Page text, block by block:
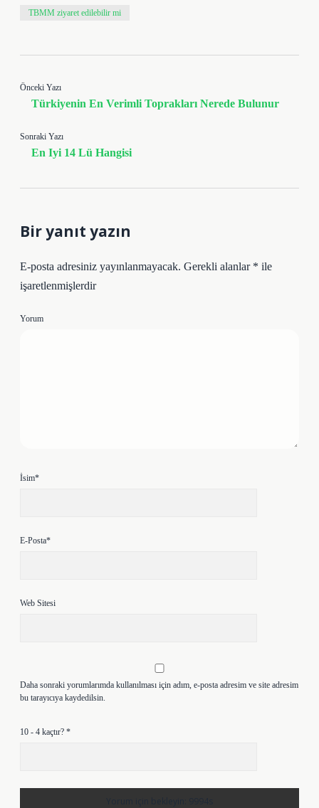
TBMM ziyaret edilebilir mi
Önceki Yazı
Türkiyenin En Verimli Toprakları Nerede Bulunur
Sonraki Yazı
En Iyi 14 Lü Hangisi
Bir yanıt yazın
E-posta adresiniz yayınlanmayacak. Gerekli alanlar * ile
işaretlenmişlerdir
Yorum
İsim*
E-Posta*
Web Sitesi
Daha sonraki yorumlarımda kullanılması için adım, e-posta adresim ve site adresim
bu tarayıcıya kaydedilsin.
10 - 4 kaçtır? *